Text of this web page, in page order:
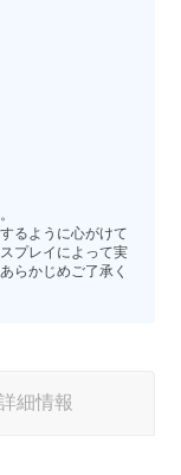
るように心がけて
プレイによって実
らかじめご了承く
細情報